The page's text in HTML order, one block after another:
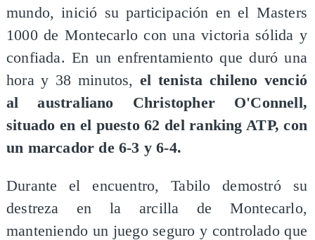
mundo, inició su participación en el Masters
1000 de Montecarlo con una victoria sólida y
confiada. En un enfrentamiento que duró una
hora y 38 minutos,el tenista chileno venció
al australiano Christopher O'Connell,
situado en el puesto 62 del ranking ATP, con
un marcador de 6-3 y 6-4.
Durante el encuentro, Tabilo demostró su
destreza en la arcilla de Montecarlo,
manteniendo un juego seguro y controlado que